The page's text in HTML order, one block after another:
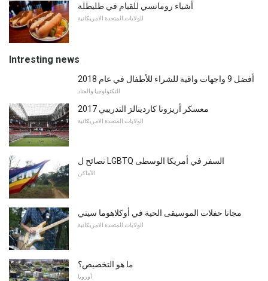
أشياء رومانسي للقيام في طليطلة
الولايات المتحدة الامريكانية
Intresting news
أفضل 9 واجهات واقية للشراء للأطفال في عام 2018
التكنولوجيا والعتاد
معسكر أريزونا كاردينالز التدريبي 2017
الولايات المتحدة الامريكانية
نصائح ل LGBTQ السفر في أمريكا الوسطى
الأماكن
مجانا حفلات الموسيقى الحية في أوكلاهوما سيتي
الولايات المتحدة الامريكانية
ما هو التخصيص؟
أوروبا